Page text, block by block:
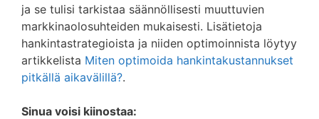
ja se tulisi tarkistaa säännöllisesti muuttuvien
markkinaolosuhteiden mukaisesti. Lisätietoja
hankintastrategioista ja niiden optimoinnista löytyy
artikkelista Miten optimoida hankintakustannukset
pitkällä aikavälillä?.
Sinua voisi kiinostaa: